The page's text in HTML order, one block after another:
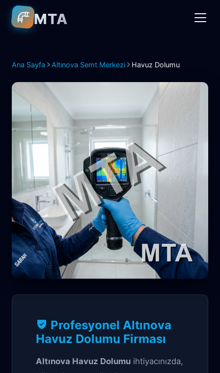
MTA
Ana Sayfa Altınova Semt Merkezi Havuz Dolumu
Altınova Havuz
Dolumu
Profesyonel Altınova
Havuz Dolumu Firması
Altınova Havuz Dolumu ihtiyacınızda,